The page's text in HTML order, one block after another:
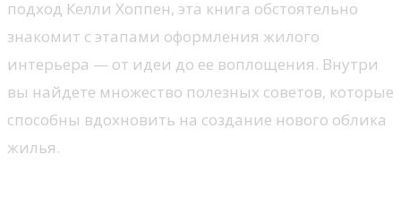
подход Келли Хоппен, эта книга обстоятельно
знакомит с этапами оформления жилого
интерьера — от идеи до ее воплощения. Внутри
вы найдете множество полезных советов, которые
способны вдохновить на создание нового облика
жилья.